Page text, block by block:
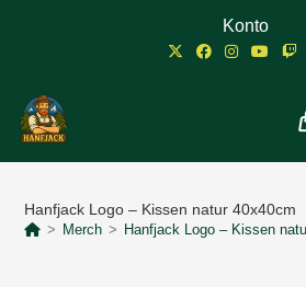
Konto
Hanfjack Logo – Kissen natur 40x40cm
> Merch > Hanfjack Logo – Kissen